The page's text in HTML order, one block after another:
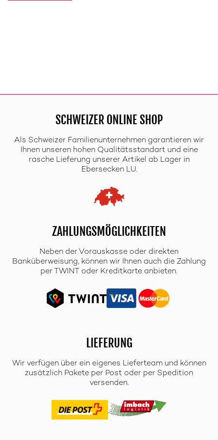
SCHWEIZER ONLINE SHOP
Als Schweizer Familienunternehmen garantieren wir
Ihnen unseren hohen Qualitätsstandart und eine
rasche Lieferung unserer Artikel ab Lager in
Ebersecken LU.
ZAHLUNGSMÖGLICHKEITEN
Neben der Vorauskasse oder direkten
Banküberweisung, können wir Ihnen auch die Zahlung
per TWINT oder Kreditkarte anbieten.
LIEFERUNG
Wir verfügen über ein eigenes Lieferteam und können
zusätzlich Pakete per Post oder per Spedition
versenden.